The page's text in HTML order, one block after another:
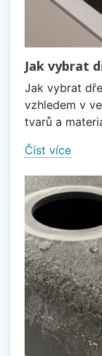
Jak vybrat
Jak vybrat
vzhledem v
tvarů a
Číst více